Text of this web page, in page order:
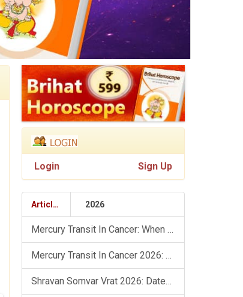
Login Sign Up
Articles 2026
Mercury Transit In Cancer: When The Mind Meets The Heart!
Mercury Transit In Cancer 2026: Check Out What It Brings For You
Shravan Somvar Vrat 2026: Dates, Significance & Rituals In August